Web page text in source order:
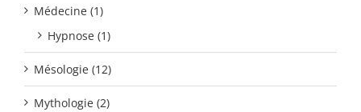
Médecine (1)
Hypnose (1)
Mésologie (12)
Mythologie (2)